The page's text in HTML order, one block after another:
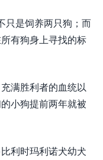
只是饲养两只狗；而
有狗身上寻找的标
满胜利者的血统以
小狗提前两年就被
利时玛利诺犬幼犬